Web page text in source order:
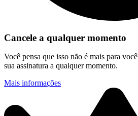
Cancele a qualquer momento
Você pensa que isso não é mais para
sua assinatura a qualquer momento.
Mais informações